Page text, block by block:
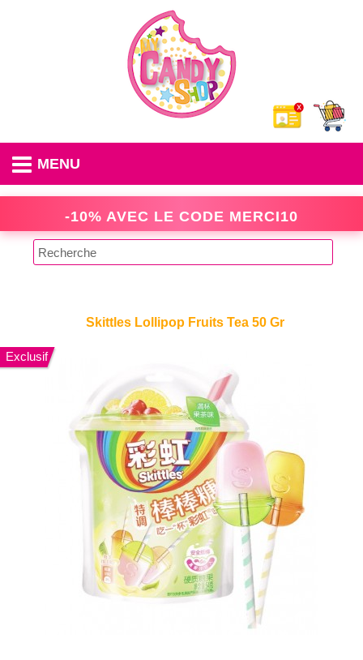
MENU
-10% AVEC LE CODE MERCI10
Skittles Lollipop Fruits Tea 50 Gr
Exclusif